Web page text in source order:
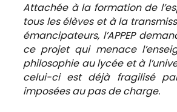
Attachée à la formation de
tous les élèves et à la
émancipateurs, l’APPEP
ce projet qui menace
philosophie au lycée et à
celui-ci est déjà fragilisé
imposées au pas de charge.